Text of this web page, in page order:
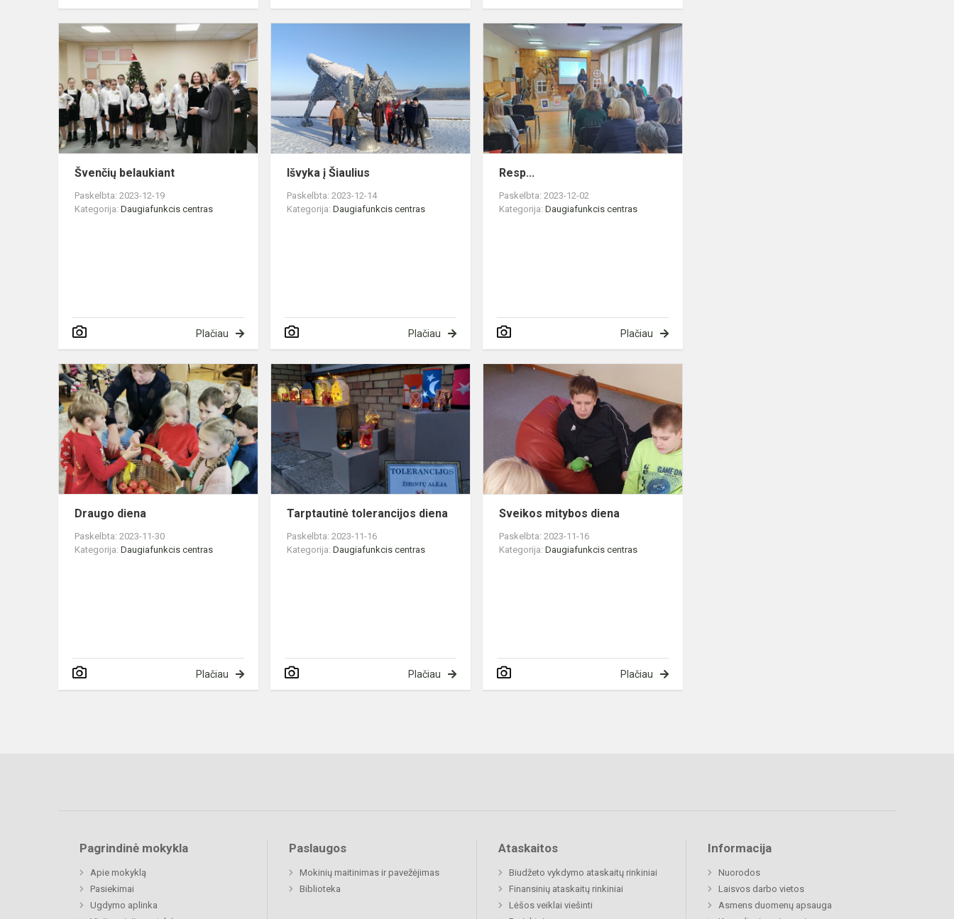
Švenčių
belaukiant
Švenčių belaukiant
Paskelbta: 2023-12-19
Kategorija: Daugiafunkcis centras
Plačiau
Išvyka
Šiaulius
Išvyka į Šiaulius
Paskelbta: 2023-12-14
Kategorija:Daugiafunkcis centras
Plačiau
Resp...
Paskelbta: 2023-12-02
Kategorija:Daugiafunkcis centras
Plačiau
Draugo
diena
Draugo diena
Paskelbta: 2023-11-30
Kategorija: Daugiafunkcis centras
Plačiau
Tarptautinė
tolerancijos
diena
Tarptautinė tolerancijos diena
Paskelbta: 2023-11-16
Kategorija:Daugiafunkcis centras
Plačiau
diena
Sveikos mitybos diena
Paskelbta: 2023-11-16
Kategorija:Daugiafunkcis centras
Plačiau
Pagrindinė mokykla
Apie mokyklą
Pasiekimai
Ugdymo aplinka
Paslaugos
Mokinių maitinimas ir pavežėjimas
Biblioteka
Ataskaitos
Biudžeto vykdymo ataskaitų rinkiniai
Finansinių ataskaitų rinkiniai
Lėšos veiklai viešinti
Informacija
Nuorodos
Laisvos darbo vietos
Asmens duomenų apsauga